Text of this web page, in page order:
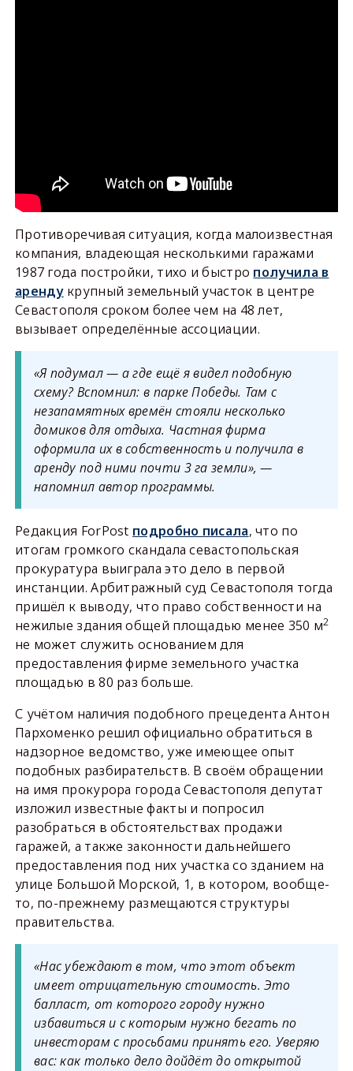
Противоречивая ситуация, когда малоизвестная
компания, владеющая несколькими гаражами
1987 года постройки, тихо и быстро получила в
арендукрупный земельный участок в центре
Севастополя сроком более чем на 48 лет,
вызывает определённые ассоциации.
«Я подумал — а где ещё я видел подобную
схему? Вспомнил: в парке Победы. Там с
незапамятных времён стояли несколько
домиков для отдыха. Частная фирма
оформила их в собственность и получила в
аренду под ними почти 3 га земли», —
напомнил автор программы.
Редакция ForPost подробно писала, что по
итогам громкого скандала севастопольская
прокуратура выиграла это дело в первой
инстанции. Арбитражный суд Севастополя тогда
пришёл к выводу, что право собственности на
нежилые здания общей площадью менее 350 м2
не может служить основанием для
предоставления фирме земельного участка
площадью в 80 раз больше.
С учётом наличия подобного прецедента Антон
Пархоменко решил официально обратиться в
надзорное ведомство, уже имеющее опыт
подобных разбирательств. В своём обращении
на имя прокурора города Севастополя депутат
изложил известные факты и попросил
разобраться в обстоятельствах продажи
гаражей, а также законности дальнейшего
предоставления под них участка со зданием на
улице Большой Морской, 1, в котором, вообще-
то, по-прежнему размещаются структуры
правительства.
«Нас убеждают в том, что этот объект
имеет отрицательную стоимость. Это
балласт, от которого городу нужно
избавиться и с которым нужно бегать по
инвесторам с просьбами принять его. Уверяю
вас: как только дело дойдёт до открытой